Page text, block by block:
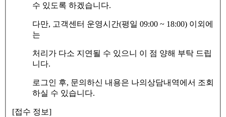
수 있도록 하겠습니다.
다만, 고객센터 운영시간(평일 09:00 ~ 18:00) 이외에
는
처리가 다소 지연될 수 있으니 이 점 양해 부탁 드립
니다.
로그인 후, 문의하신 내용은 나의상담내역에서 조회
하실 수 있습니다.
[접수 정보]